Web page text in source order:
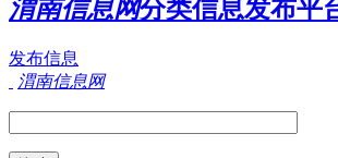
渭南信息网分类信息发布平
发布信息
渭南信息网